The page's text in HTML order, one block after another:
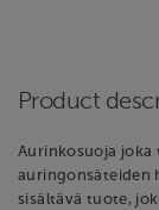
Product
Aurinkosuoja joka
auringonsäteiden
sisältävä tuote,